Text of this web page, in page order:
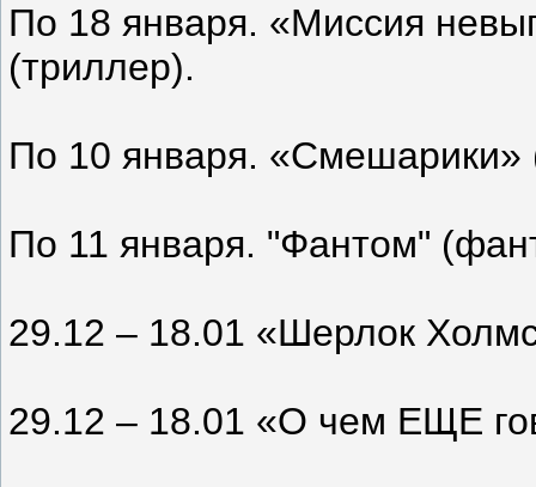
По 18 января. «Миссия
(триллер).
По 10 января.
По 11 января. "Фантом"
29.12 – 18.01 «Шерлок
29.12 – 18.01 «О чем ЕЩЕ